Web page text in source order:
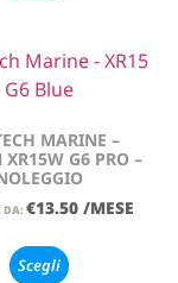
MARINE –
XR15W G6 PRO –
DA: €13.50 /MESE
Scegli